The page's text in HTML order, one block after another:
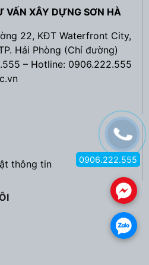
VẤN XÂY DỰNG SƠN HÀ
22, KĐT Waterfront City,
Hải Phòng (Chỉ đường)
– Hotline: 0906.222.555
thông tin
.
.
0906.222.555